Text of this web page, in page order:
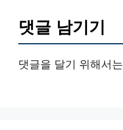
댓글 남기기
댓글을 달기 위해서는